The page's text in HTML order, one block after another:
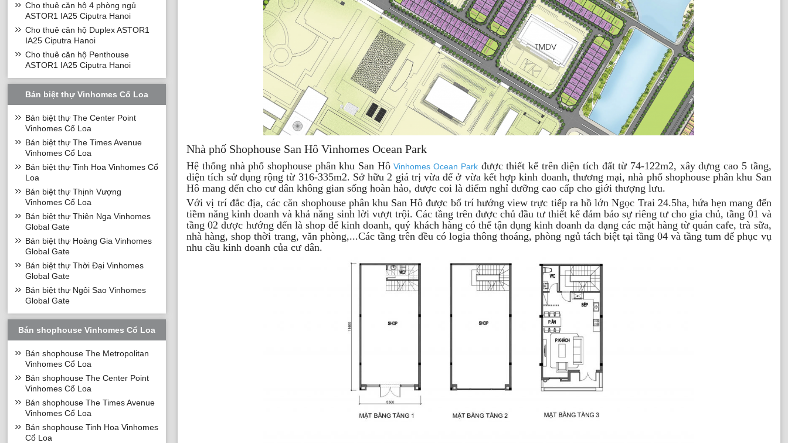
Nhà phố Shophouse San Hô Vinhomes Ocean Park
Hệ thống nhà phố shophouse phân khu San HôVinhomes Ocean Parkđược thiết kế trên diện tích đất từ 74-122m2, xây dựng cao 5 tầng,
diện tích sử dụng rộng từ 316-335m2. Sở hữu 2 giá trị vừa để ở vừa kết hợp kinh doanh, thương mại, nhà phố shophouse phân khu San
Hô mang đến cho cư dân không gian sống hoàn hảo, được coi là điểm nghỉ dưỡng cao cấp cho giới thượng lưu.
Với vị trí đắc địa, các căn shophouse phân khu San Hô được bố trí hướng view trực tiếp ra hồ lớn Ngọc Trai 24.5ha, hứa hẹn mang đến
tiềm năng kinh doanh và khả năng sinh lời vượt trội. Các tầng trên được chủ đầu tư thiết kế đảm bảo sự riêng tư cho gia chủ, tầng 01 và
tầng 02 được hướng đến là shop để kinh doanh, quý khách hàng có thể tận dụng kinh doanh đa dạng các mặt hàng từ quán cafe, trà sữa,
nhà hàng, shop thời trang, văn phòng,...Các tầng trên đều có logia thông thoáng, phòng ngủ tách biệt tại tầng 04 và tầng tum để phục vụ
nhu cầu kinh doanh của cư dân.
Cho thuê căn hộ 4 phòng ngủ
ASTOR1 IA25 Ciputra Hanoi
Cho thuê căn hộ Duplex ASTOR1
IA25 Ciputra Hanoi
Cho thuê căn hộ Penthouse
ASTOR1 IA25 Ciputra Hanoi
Bán biệt thự Vinhomes Cổ Loa
Bán biệt thự The Center Point
Vinhomes Cổ Loa
Bán biệt thự The Times Avenue
Vinhomes Cổ Loa
Bán biệt thự Tinh Hoa Vinhomes Cổ
Loa
Bán biệt thự Thịnh Vượng
Vinhomes Cổ Loa
Bán biệt thự Thiên Nga Vinhomes
Global Gate
Bán biệt thự Hoàng Gia Vinhomes
Global Gate
Bán biệt thự Thời Đại Vinhomes
Global Gate
Bán biệt thự Ngôi Sao Vinhomes
Global Gate
Bán shophouse Vinhomes Cổ Loa
Bán shophouse The Metropolitan
Vinhomes Cổ Loa
Bán shophouse The Center Point
Vinhomes Cổ Loa
Bán shophouse The Times Avenue
Vinhomes Cổ Loa
Bán shophouse Tinh Hoa Vinhomes
Cổ Loa